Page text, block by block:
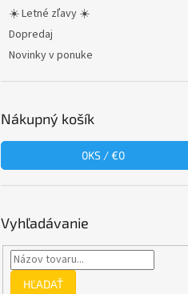
☀️ Letné zľavy ☀️
Dopredaj
Novinky v ponuke
Nákupný košík
0KS /€0
Vyhľadávanie
HĽADAŤ